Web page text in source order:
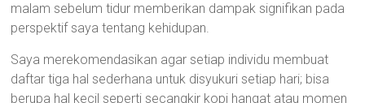
malam sebelum tidur memberikan dampak signifikan pada
perspektif saya tentang kehidupan.
Saya merekomendasikan agar setiap individu membuat
daftar tiga hal sederhana untuk disyukuri setiap hari; bisa
berupa hal kecil seperti secangkir kopi hangat atau momen